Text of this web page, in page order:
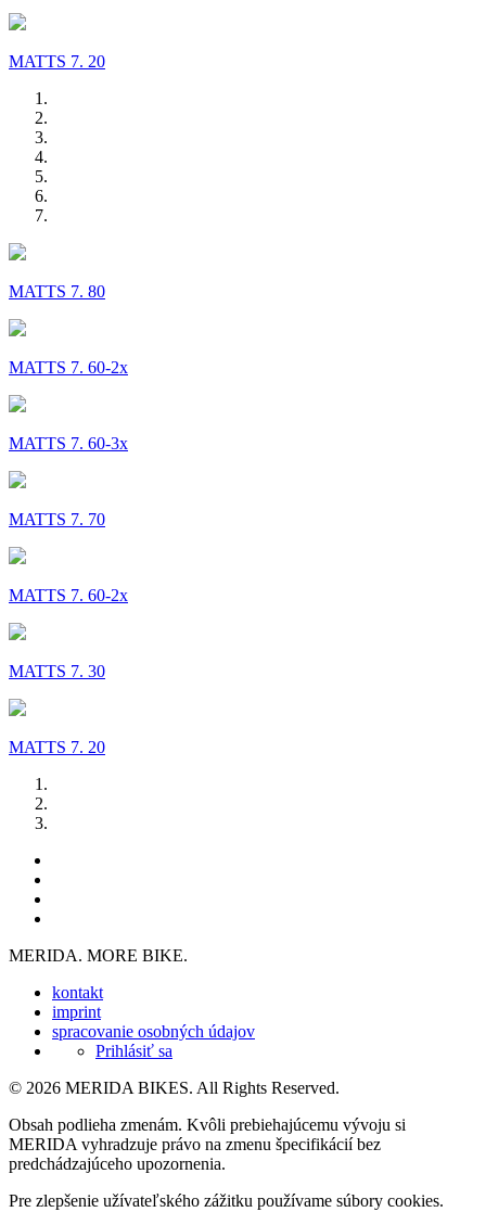
MATTS 7. 20
MATTS 7. 80
MATTS 7. 60-2x
MATTS 7. 60-3x
MATTS 7. 70
MATTS 7. 60-2x
MATTS 7. 30
MATTS 7. 20
MERIDA. MORE BIKE.
kontakt
imprint
spracovanie osobných údajov
Prihlásiť sa
© 2026 MERIDA BIKES. All Rights Reserved.
Obsah podlieha zmenám. Kvôli prebiehajúcemu vývoju si
MERIDA vyhradzuje právo na zmenu špecifikácií bez
predchádzajúceho upozornenia.
Pre zlepšenie užívateľského zážitku používame súbory cookies.